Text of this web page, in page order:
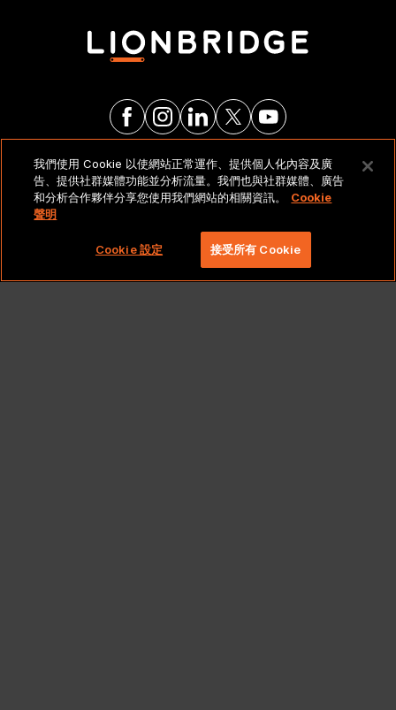
法律聲明與政策
Copyright 2026 Lionbridge Technologies, LLC. 著作
權所有，並保留一切權利。
我們使用 Cookie 以使網站正常運作、提供個人化內容及廣
告、提供社群媒體功能並分析流量。我們也與社群媒體、廣告
和分析合作夥伴分享您使用我們網站的相關資訊。
Cookie
聲明
Cookie 設定 接受所有 Cookie